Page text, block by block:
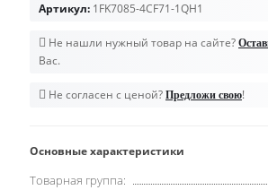
Артикул: 1FK7085-4CF71-1QH1
Не нашли нужный товар на сайте?
Вас.
Не согласен с ценой? Предложи свою!
Основные характеристики
Товарная группа: